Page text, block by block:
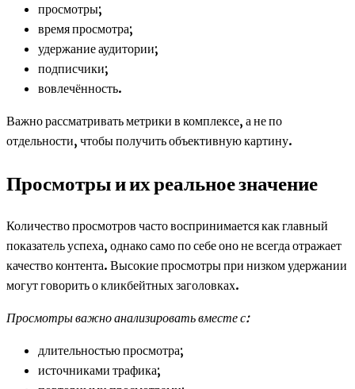
просмотры;
время просмотра;
удержание аудитории;
подписчики;
вовлечённость.
Важно рассматривать метрики в комплексе, а не по
отдельности, чтобы получить объективную картину.
Просмотры и их реальное значение
Количество просмотров часто воспринимается как главный
показатель успеха, однако само по себе оно не всегда отражает
качество контента. Высокие просмотры при низком удержании
могут говорить о кликбейтных заголовках.
Просмотры важно анализировать вместе с:
длительностью просмотра;
источниками трафика;